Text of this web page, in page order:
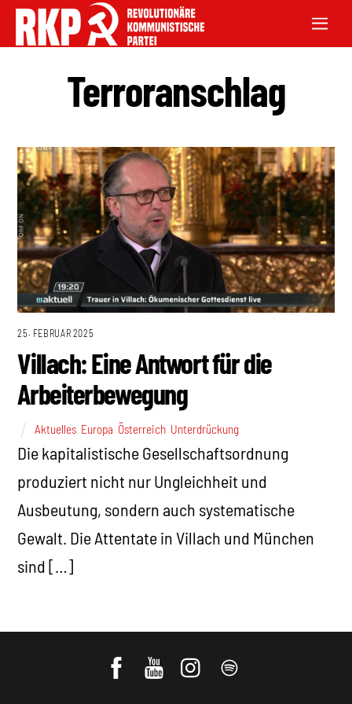
Terroranschlag
25. FEBRUAR 2025
Villach: Eine Antwort für die
Arbeiterbewegung
Aktuelles Europa Österreich Unterdrückung
Die kapitalistische Gesellschaftsordnung
produziert nicht nur Ungleichheit und
Ausbeutung, sondern auch systematische
Gewalt. Die Attentate in Villach und München
sind […]